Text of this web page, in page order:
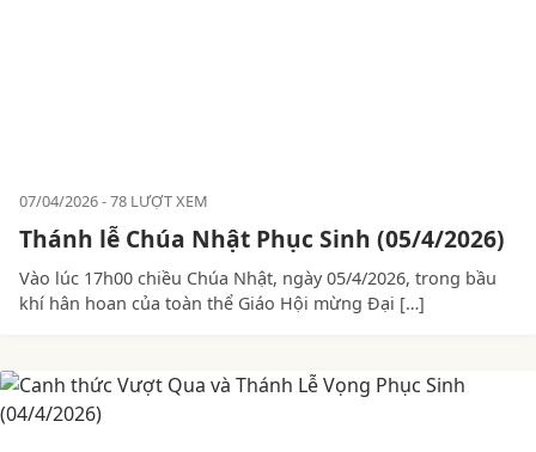
07/04/2026 78 LƯỢT XEM
Thánh lễ Chúa Nhật Phục Sinh (05/4/2026)
Vào lúc 17h00 chiều Chúa Nhật, ngày 05/4/2026, trong bầu
khí hân hoan của toàn thể Giáo Hội mừng Đại […]